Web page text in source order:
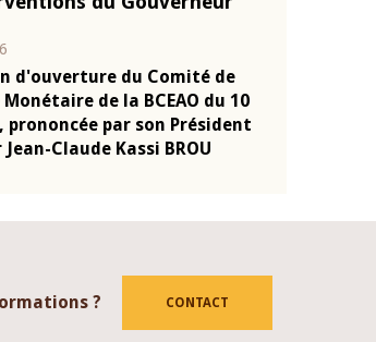
d'ouverture du Comité de
Monétaire de la BCEAO du 4
prononcée par son Président
Jean-Claude Kassi BROU
? CONTACT